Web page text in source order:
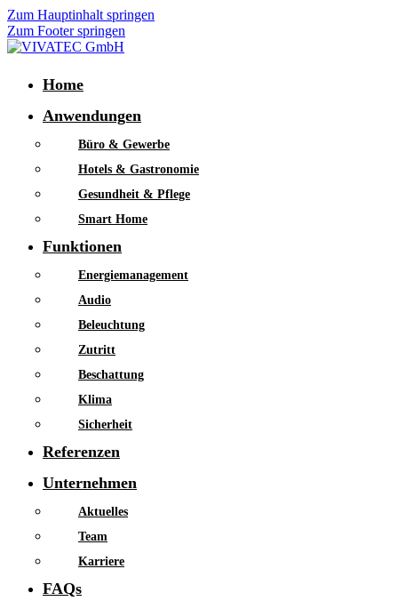
Zum Hauptinhalt springen
Zum Footer springen
Home
Anwendungen
Büro & Gewerbe
Hotels & Gastronomie
Gesundheit & Pflege
Smart Home
Funktionen
Energiemanagement
Audio
Beleuchtung
Zutritt
Beschattung
Klima
Sicherheit
Referenzen
Unternehmen
Aktuelles
Team
Karriere
FAQs